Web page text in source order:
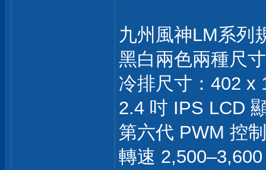
九州風神LM系列
黑白兩色兩種尺
冷排尺寸：402 x
2.4 吋 IPS LCD
第六代 PWM 控
轉速